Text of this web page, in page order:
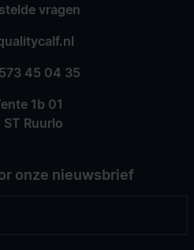
vragen
45 04 35
1b 01
ST Ruurlo
onze nieuwsbrief